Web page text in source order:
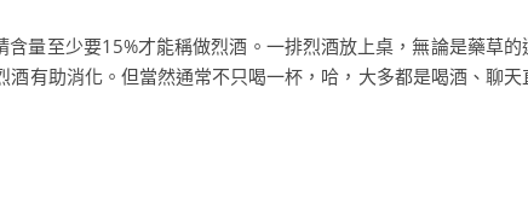
量至少要15%才能稱做烈酒。一排烈酒放上桌，無論是藥草的
有助消化。但當然通常不只喝一杯，哈，大多都是喝酒、聊天